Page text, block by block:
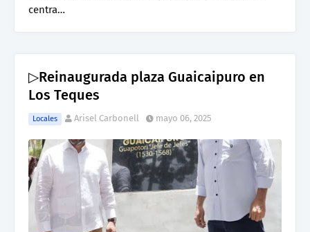
centra…
▷Reinaugurada plaza Guaicaipuro en
Los Teques
Locales Arisel Carbonell mayo 06, 2025